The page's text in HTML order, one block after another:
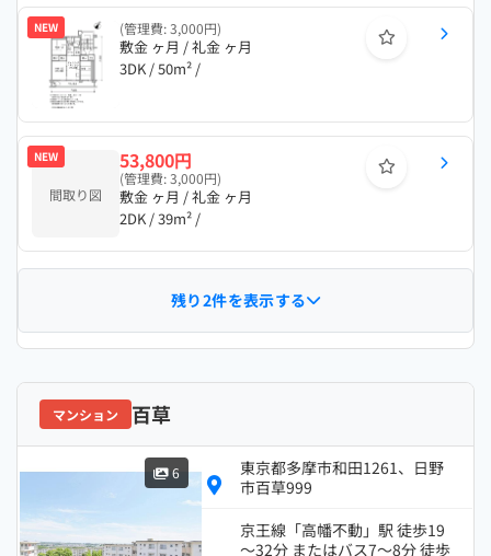
NEW (管理費: 3,000円)
敷金 ヶ月 / 礼金 ヶ月
3DK / 50m² /
NEW
間取り図
53,800円
(管理費: 3,000円)
敷金 ヶ月 / 礼金 ヶ月
2DK / 39m² /
残り2件を表示する
マンション 百草
6
東京都多摩市和田1261、日野
市百草999
京王線「高幡不動」駅 徒歩19
～32分 またはバス7～8分 徒歩